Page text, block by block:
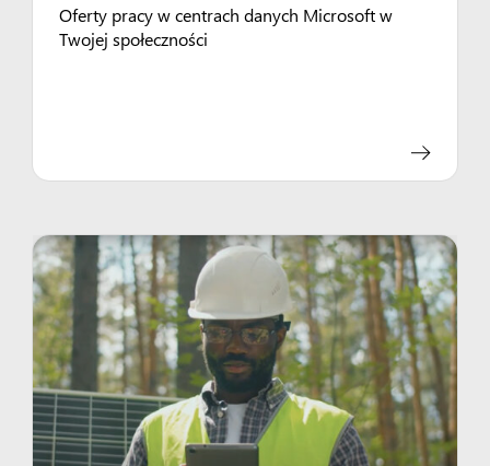
Oferty pracy w centrach danych Microsoft w
Twojej społeczności